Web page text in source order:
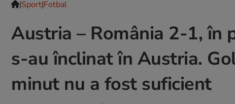
|Sport|Fotbal
Austria – România 2-1, în
s-au înclinat în Austria.
minut nu a fost suficient